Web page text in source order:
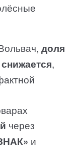
доля
,
через
и